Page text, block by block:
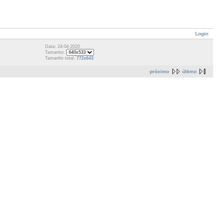
Login
Data: 24-04-2020
Tamanho:
Tamanho total: 772x643
próximo último